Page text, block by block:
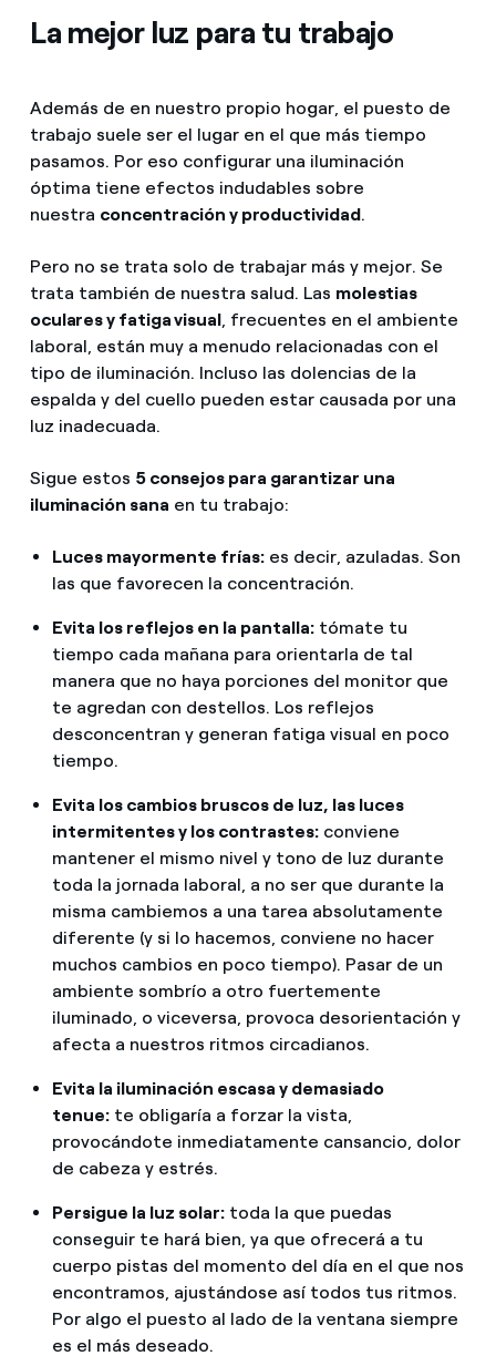
La mejor luz para tu trabajo
Además de en nuestro propio hogar, el puesto de
trabajo suele ser el lugar en el que más tiempo
pasamos. Por eso configurar una iluminación
óptima tiene efectos indudables sobre
nuestra concentración y productividad.
Pero no se trata solo de trabajar más y mejor. Se
trata también de nuestra salud. Las molestias
oculares y fatiga visual, frecuentes en el ambiente
laboral, están muy a menudo relacionadas con el
tipo de iluminación. Incluso las dolencias de la
espalda y del cuello pueden estar causada por una
luz inadecuada.
Sigue estos 5 consejos para garantizar una
iluminación sana en tu trabajo:
Luces mayormente frías:es decir, azuladas. Son
las que favorecen la concentración.
Evita los reflejos en la pantalla:tómate tu
tiempo cada mañana para orientarla de tal
manera que no haya porciones del monitor que
te agredan con destellos. Los reflejos
desconcentran y generan fatiga visual en poco
tiempo.
Evita los cambios bruscos de luz, las luces
intermitentes y los contrastes:conviene
mantener el mismo nivel y tono de luz durante
toda la jornada laboral, a no ser que durante la
misma cambiemos a una tarea absolutamente
diferente (y si lo hacemos, conviene no hacer
muchos cambios en poco tiempo). Pasar de un
ambiente sombrío a otro fuertemente
iluminado, o viceversa, provoca desorientación y
afecta a nuestros ritmos circadianos.
Evita la iluminación escasa y demasiado
tenue:te obligaría a forzar la vista,
provocándote inmediatamente cansancio, dolor
de cabeza y estrés.
Persigue la luz solar:toda la que puedas
conseguir te hará bien, ya que ofrecerá a tu
cuerpo pistas del momento del día en el que nos
encontramos, ajustándose así todos tus ritmos.
Por algo el puesto al lado de la ventana siempre
es el más deseado.